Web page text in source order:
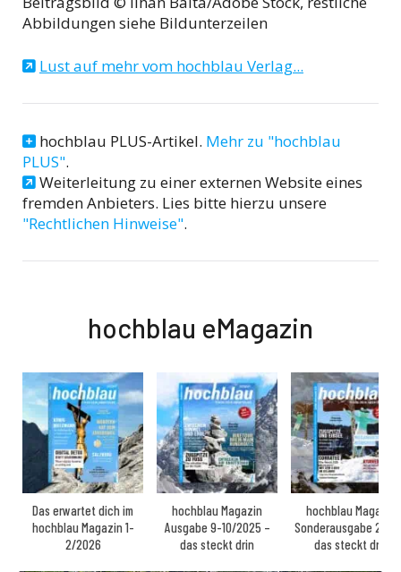
Abbildungen siehe Bildunterzeilen
Lust auf mehr vom hochblau Verlag...
hochblau PLUS-Artikel. Mehr zu "hochblau
PLUS".
Weiterleitung zu einer externen Website eines
fremden Anbieters. Lies bitte hierzu unsere
"Rechtlichen Hinweise".
hochblau eMagazin
Das erwartet dich im
hochblau Magazin 1-
2/2026
hochblau Magazin
Ausgabe 9-10/2025 –
das steckt drin
hochblau Magazin
Sonderausgabe
das steckt drin